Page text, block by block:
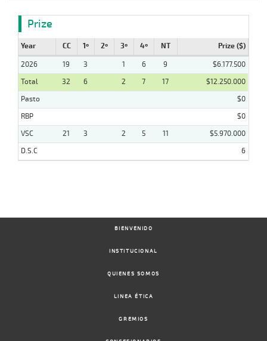
Prize
Year CC 1º 2º 3º 4º NT Prize ($)
2026 19 3 1 6 9
$6.177.500
Total
32 6 2 7 17
$12.250.000
Pasto
$0
RBP
$0
VSC
21 3 2 5 11
$5.970.000
D.S.C
6
BIENVENIDO
INSTITUCIONAL
QUIENES SOMOS
LINEA ÉTICA
GREMIOS